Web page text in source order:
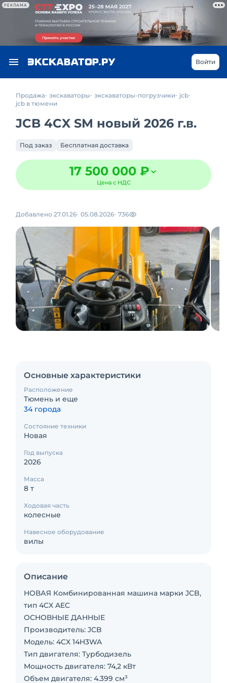
РЕКЛАМА
Войти
Продажа экскаваторы экскаваторы-погрузчики jcb
jcb в тюмени
JCB 4CX SM новый 2026 г.в.
Под заказ Бесплатная доставка
17 500 000 ₽
Цена с НДС
Добавлено 27.01.26 05.08.2026 736
Основные характеристики
Расположение
Тюмень и еще
34 города
Состояние техники
Новая
Год выпуска
2026
Масса
8 т
Ходовая часть
колесные
Навесное оборудование
вилы
Описание
НОВАЯ Комбинированная машина марки JCB,
тип 4CX AEC
ОСНОВНЫЕ ДАННЫЕ
Производитель: JCB
Модель: 4CX 14H3WA
Тип двигателя: Турбодизель
Мощность двигателя: 74,2 кВт
Объем двигателя: 4.399 см³